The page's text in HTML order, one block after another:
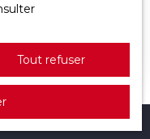
de-Gier 42800
net. Situé dans
bus et proximité
plus pour
36,01m2
Tout refuser